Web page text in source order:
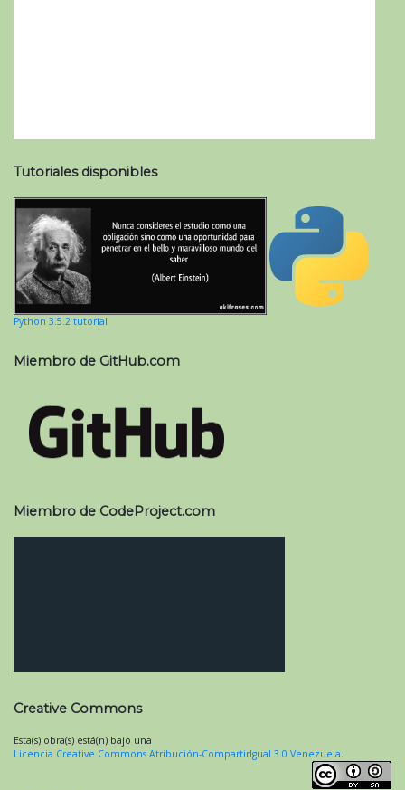
Tutoriales disponibles
Python 3.5.2 tutorial
Miembro de GitHub.com
Miembro de CodeProject.com
Creative Commons
Esta(s) obra(s) está(n) bajo una
Licencia Creative Commons Atribución-CompartirIgual 3.0 Venezuela.